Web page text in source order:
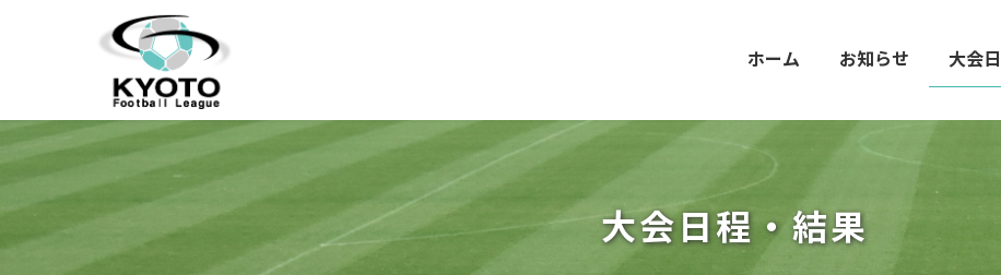
ツ
へ
プ
シ
ョ
動
ホーム お知らせ 大会
大会日程・結果